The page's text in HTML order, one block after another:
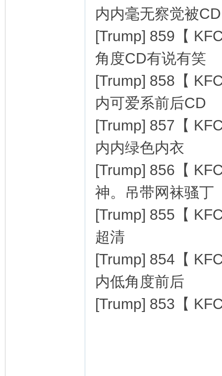
内内毫无察觉被CD
[Trump] 859【
角度CD有说有笑
[Trump] 858【
内可爱系前后CD
[Trump] 857【
内内绿色内衣
[Trump] 856【
神。吊带网袜骚丁
[Trump] 855【
超清
[Trump] 854【
内低角度前后
[Trump] 853【